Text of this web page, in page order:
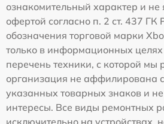
ознакомительный характер и не
офертой согласно п. 2 ст. 437
обозначения торговой марки
только в информационных
перечень техники, с которой
организация не аффилирована
указанных товарных знаков и
интересы. Все виды ремонтных